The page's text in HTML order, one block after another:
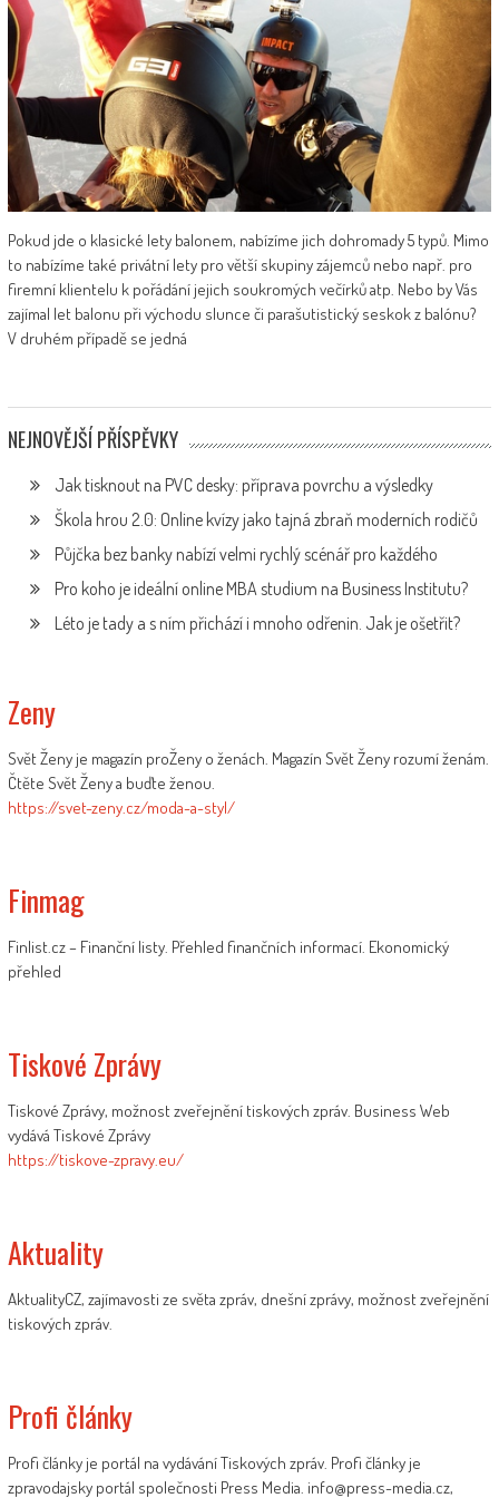
Pokud jde o klasické lety balonem, nabízíme jich dohromady 5 typů. Mimo
to nabízíme také privátní lety pro větší skupiny zájemců nebo např. pro
firemní klientelu k pořádání jejich soukromých večírků atp. Nebo by Vás
zajímal let balonu při východu slunce či parašutistický seskok z balónu?
V druhém případě se jedná
NEJNOVĚJŠÍ PŘÍSPĚVKY
Jak tisknout na PVC desky: příprava povrchu a výsledky
Škola hrou 2.0: Online kvízy jako tajná zbraň moderních rodičů
Půjčka bez banky nabízí velmi rychlý scénář pro každého
Pro koho je ideální online MBA studium na Business Institutu?
Léto je tady a s ním přichází i mnoho odřenin. Jak je ošetřit?
Zeny
Svět Ženy je magazín proŽeny o ženách. Magazín Svět Ženy rozumí ženám.
Čtěte Svět Ženy a buďte ženou.
https://svet-zeny.cz/moda-a-styl/
Finmag
Finlist.cz – Finanční listy. Přehled finančních informací. Ekonomický
přehled
Tiskové Zprávy
Tiskové Zprávy, možnost zveřejnění tiskových zpráv. Business Web
vydává Tiskové Zprávy
https://tiskove-zpravy.eu/
Aktuality
AktualityCZ, zajímavosti ze světa zpráv, dnešní zprávy, možnost zveřejnění
tiskových zpráv.
Profi články
Profi články je portál na vydávání Tiskových zpráv. Profi články je
zpravodajsky portál společnosti Press Media. info@press-media.cz,